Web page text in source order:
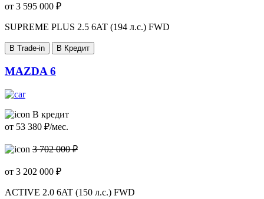
от 3 595 000 ₽
SUPREME PLUS 2.5 6AT (194 л.с.) FWD
В Trade-in В Кредит
MAZDA 6
В кредит
от 53 380 ₽/мес.
3 702 000 ₽
от 3 202 000 ₽
ACTIVE 2.0 6AT (150 л.с.) FWD